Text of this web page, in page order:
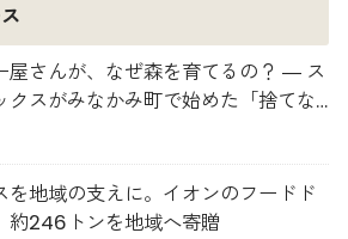
屋さんが、なぜ森を育てるの？ ― ス
クスがみなかみ町で始めた「捨てな
を地域の支えに。イオンのフードド
約246トンを地域へ寄贈